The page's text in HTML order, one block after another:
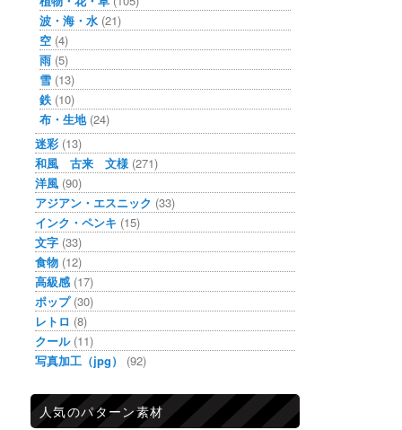
波・海・水 (21)
空 (4)
雨 (5)
雪 (13)
鉄 (10)
布・生地(24)
迷彩 (13)
和風 古来 文様 (271)
洋風 (90)
アジアン・エスニック (33)
インク・ペンキ (15)
文字 (33)
食物 (12)
高級感 (17)
ポップ(30)
レトロ (8)
クール(11)
写真加工（jpg）
(92)
人気のパターン素材